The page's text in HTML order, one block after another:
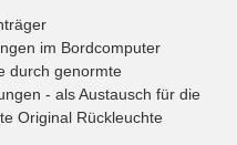
im Bordcomputer
durch genormte
- als Austausch für die
Original Rückleuchte